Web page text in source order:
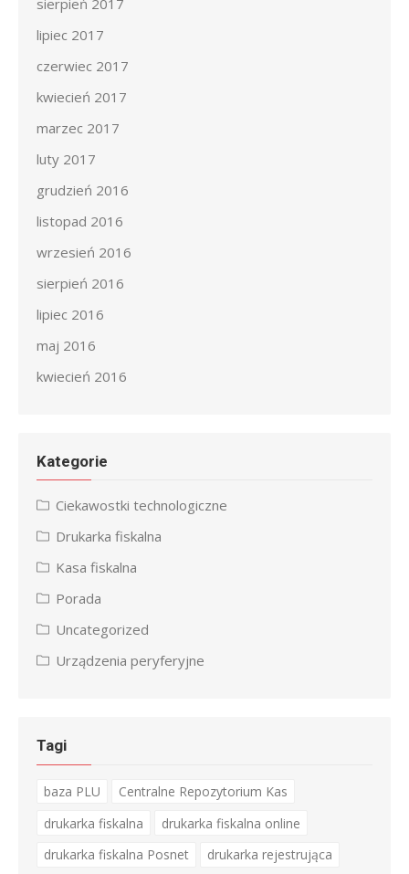
lipiec 2017
czerwiec 2017
kwiecień 2017
marzec 2017
luty 2017
grudzień 2016
listopad 2016
wrzesień 2016
sierpień 2016
lipiec 2016
maj 2016
kwiecień 2016
Kategorie
Ciekawostki technologiczne
Drukarka fiskalna
Kasa fiskalna
Porada
Uncategorized
Urządzenia peryferyjne
Tagi
baza PLU
Centralne Repozytorium Kas
drukarka fiskalna
drukarka fiskalna online
drukarka fiskalna Posnet
drukarka rejestrująca